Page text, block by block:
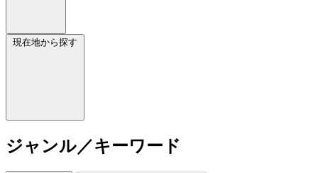
現在地から探す
ジャンル／キーワード